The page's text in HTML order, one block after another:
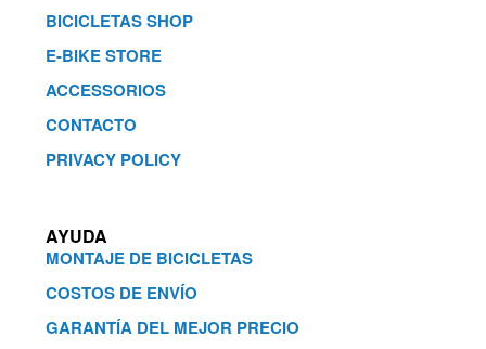
BICICLETAS SHOP
E-BIKE STORE
ACCESSORIOS
CONTACTO
PRIVACY POLICY
AYUDA
MONTAJE DE BICICLETAS
COSTOS DE ENVÍO
GARANTÍA DEL MEJOR PRECIO